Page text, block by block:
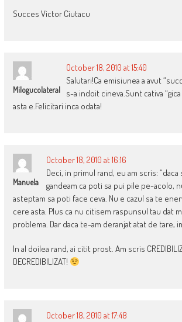
Succes Victor Ciutacu
Milogucolateral
October 18, 2010 at 15:40
Salutari!Ca emisiunea a avut
s-a indoit cineva.Sunt cativa
asta e.Felicitari inca odata!
Manuela
October 18, 2010 at 16:16
Deci, in primul rand, eu am scris: “daca
gandeam ca poti sa pui pile pe-acolo,
asteptam sa poti face ceva. Nu e cazul sa te
cere asta. Plus ca nu citisem raspunsul tau dat
problema. Dar daca te-am deranjat atat de tare,
In al doilea rand, ai citit prost. Am scris
DECREDIBILIZAT!
October 18, 2010 at 17:48